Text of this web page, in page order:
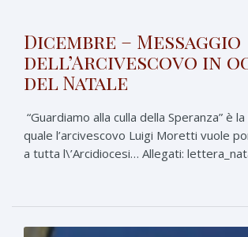
Dicembre – Messaggio
dell’Arcivescovo in
del Natale
“Guardiamo alla culla della Speranza” è
quale l’arcivescovo Luigi Moretti vuole
a tutta l\’Arcidiocesi… Allegati: